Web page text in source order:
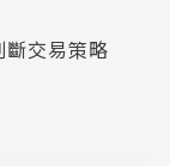
交易策略